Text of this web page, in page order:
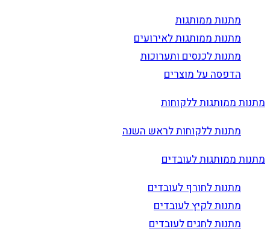
מתנות ממותגות
מתנות ממותגות לאירועים
מתנות לכנסים ותערוכות
הדפסה על מוצרים
מתנות ממותגות ללקוחות
מתנות ללקוחות לראש השנה
מתנות ממותגות לעובדים
מתנות לחורף לעובדים
מתנות לקיץ לעובדים
מתנות לחגים לעובדים